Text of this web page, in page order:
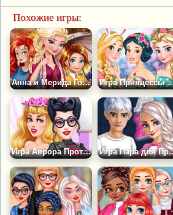
Похожие игры:
Анна и Мерида Готовятся к Осени Игра Принцессы в
Игра Аврора Против Малефисенты Игра Пара для